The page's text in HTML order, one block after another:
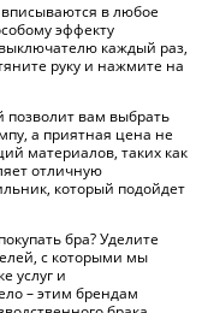
в любое
эффекту
каждый раз,
руку и нажмите на
позволит вам выбрать
а приятная цена не
материалов, таких как
отличную
который подойдет
бра? Уделите
с которыми мы
услуг и
– этим брендам